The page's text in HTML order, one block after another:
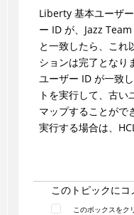
Liberty 基本ユーザ
ー ID が、Jazz
と一致したら、これ
ションは完了となり
ユーザー ID が一致
トを実行して、古
マップすることがで
実行する場合は、
このトピックにコ
このボックスをク